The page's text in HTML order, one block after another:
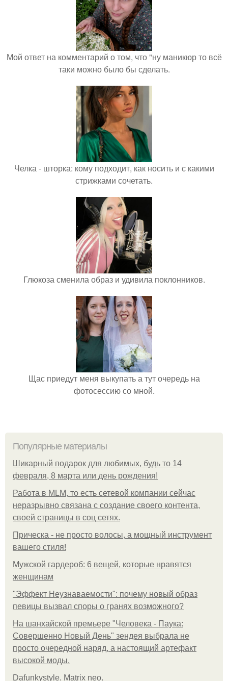
Мой ответ на комментарий о том, что "ну маникюр то всё
таки можно было бы сделать.
Челка - шторка: кому подходит, как носить и с какими
стрижками сочетать.
Глюкоза сменила образ и удивила поклонников.
Щас приедут меня выкупать а тут очередь на
фотосессию со мной.
Популярные материалы
Шикарный подарок для любимых, будь то 14
февраля, 8 марта или день рождения!
Работа в MLM, то есть сетевой компании сейчас
неразрывно связана с создание своего контента,
своей страницы в соц сетях.
Прическа - не просто волосы, а мощный инструмент
вашего стиля!
Мужской гардероб: 6 вещей, которые нравятся
женщинам
"Эффект Неузнаваемости": почему новый образ
певицы вызвал споры о гранях возможного?
На шанхайской премьере "Человека - Паука:
Совершенно Новый День" зендея выбрала не
просто очередной наряд, а настоящий артефакт
высокой моды.
Dafunkystyle. Matrix neo.